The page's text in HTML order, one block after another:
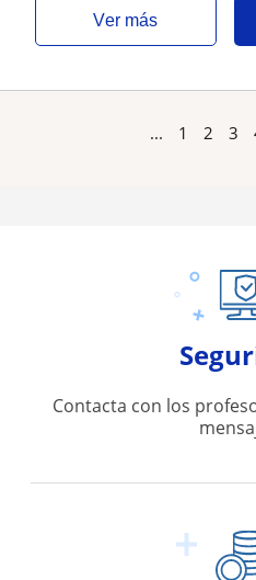
ver más
... 1 2 3
Contacta con los